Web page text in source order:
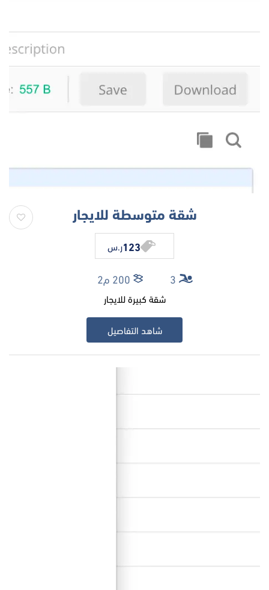
شقة متوسطة للايجار
123ر.س
3 200 م2
شقة كبيرة للايجار
شاهد التفاصيل